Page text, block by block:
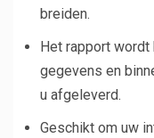
breiden.
Het rapport
gegevens en
u afgeleverd.
Geschikt om uw